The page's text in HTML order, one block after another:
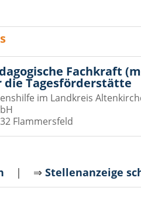
Fachkraft
die Tagesförderstätte
im Landkreis
Flammersfeld
| ⇒Stellenanzeige